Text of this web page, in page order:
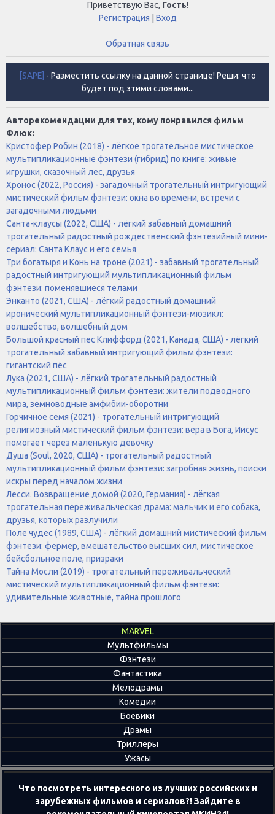
Приветствую Вас, Гость!
Регистрация
Вход
Обратная связь
[SAPE] - Разместить ссылку на данной странице! Реши: что
будет под этими словами...
Авторекомендации для тех, кому понравился фильм
Флюк:
Кристофер Робин (2018) - лёгкое трогательное мистическое
мультипликационные фэнтези (гибрид) по книге: живые
игрушки, сказочный лес, друзья
Хронос (2022, Россия) - загадочный трогательный интригующий
мистический фильм фэнтези: окна во времени, встречи с
загадочными людьми
Санта-клаусы (2022, США) - лёгкий забавный домашний
трогательный радостный рождественский фэнтезийный мини-
сериал: Санта Клаус и его семья
Три богатыря и Конь на троне (2021) - забавный трогательный
радостный интригующий мультипликационный фильм
фэнтези: поменявшиеся телами
Энканто (2021, США) - лёгкий радостный домашний
иронический мультипликационный фэнтези-мюзикл:
волшебство, волшебный дом
Большой красный пес Клиффорд (2021, Канада, США) - лёгкий
трогательный забавный интригующий фильм фэнтези:
гигантский пёс
Лука (2021, США) - лёгкий трогательный радостный
мультипликационный фильм фэнтези: жители подводного
мира, земноводные амфибии-оборотни
Горчичное семя (2021) - трогательный интригующий
религиозный мистический фильм фэнтези: вера в Бога, Иисус
помогает через маленькую девочку
Душа (Soul, 2020, США) - трогательный радостный
мультипликационный фильм фэнтези: загробная жизнь, поиски
искры перед началом жизни
Лесси. Возвращение домой (2020, Германия) - лёгкая
трогательная переживальческая драма: мальчик и его собака,
друзья, которых разлучили
Поле чудес (1989, США) - лёгкий домашний мистический фильм
фэнтези: фермер, вмешательство высших сил, мистическое
бейсбольное поле, призраки
Тайна Мосли (2019) - трогательный переживальческий
мистический мультипликационный фильм фэнтези:
удивительные животные, тайна прошлого
MARVEL
Мультфильмы
Фэнтези
Фантастика
Мелодрамы
Комедии
Боевики
Драмы
Триллеры
Ужасы
Что посмотреть интересного из лучших российских и
зарубежных фильмов и сериалов?! Зайдите в